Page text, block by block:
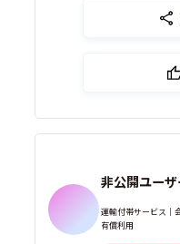
非公開ユーザ
運輸付帯サービス｜
有償利用